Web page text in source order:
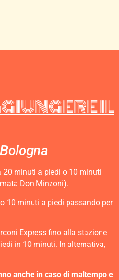
IL
20 minuti a piedi o 10 minuti
Don Minzoni).
10 minuti a piedi passando per
Express fino alla stazione
in 10 minuti. In alternativa,
anche in caso di maltempo e